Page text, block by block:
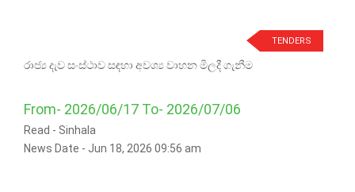
TENDERS
රාජ්‍ය දැව සංස්ථාව සඳහා අවශ්‍ය වාහන මිලදී ගැනීම
From- 2026/06/17 To- 2026/07/06
Read - Sinhala
News Date - Jun 18, 2026 09:56 am